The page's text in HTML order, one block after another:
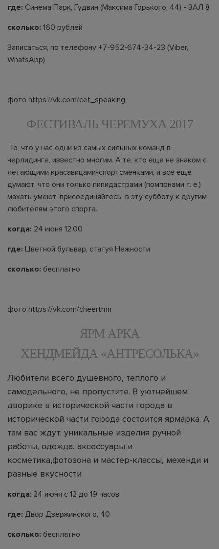
где: Синема Парк, Гудвин (Максима Горького, 44) - ЗАЛ 8
сколько: 160 рублей
Записаться, по телефону +7-952-674-34-23 (Viber,
WhatsApp)
фото https://vk.com/cet_speaking
ФЕСТИВАЛЬ ЧЕРЕМУХА 2017
То, что у нас одни из самых сильных команд в
черлидинге, известно многим. А те, кто еще не знаком с
летающими красавицами-спортсменками, и все еще
думают, что они только пипидастрами (помпонами т. е.)
махать умеют, присоединяйтесь в эту субботу к другим
любителям этого спорта.
когда: 24 июня 12.00
где: Цветной бульвар, статуя Нежности
сколько: бесплатно
фото https://vk.com/cheertmn
ЯРМ АРКА
ХЕНДМЕЙДА «АНТРЕСОЛЬКА»
Любители всего душевного, теплого и
самодельного, не пропустите. В уютнейшем
дворике в исторической части города в
исторической части города состоится ярмарка. А
там вас ждут: уникальные изделия ручной
работы, одежда, аксессуары и
косметика,фотозона и мастер-классы, мехенди и
разные вкусности
когда: 24 июня с 12 до 19 часов
где: Двор Дзержинского, 40
сколько: бесплатно